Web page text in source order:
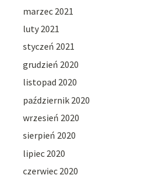
marzec 2021
luty 2021
styczeń 2021
grudzień 2020
listopad 2020
październik 2020
wrzesień 2020
sierpień 2020
lipiec 2020
czerwiec 2020